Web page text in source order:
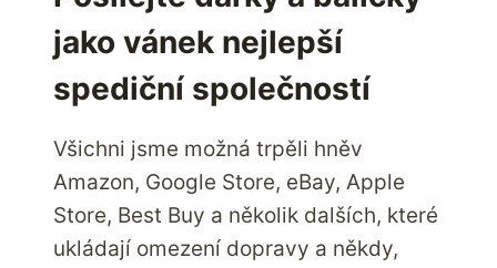
SPORTOVNÍM
OBLEČENÍM
SWEATY
BETTY
jako vánek nejlepší
spediční společností
Všichni jsme možná trpěli hněv
Amazon, Google Store, eBay, Apple
Store, Best Buy a několik dalších, které
ukládají omezení dopravy a někdy,